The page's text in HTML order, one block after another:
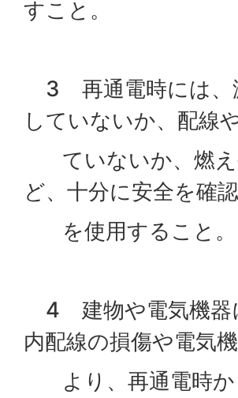
すこと。
3 再通電時には、
していないか、配線
ていないか、燃え
ど、十分に安全を確
を使用すること。
4 建物や電気機器
内配線の損傷や電気
より、再通電時か